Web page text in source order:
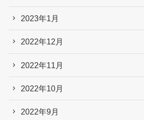
2023年1月
2022年12月
2022年11月
2022年10月
2022年9月